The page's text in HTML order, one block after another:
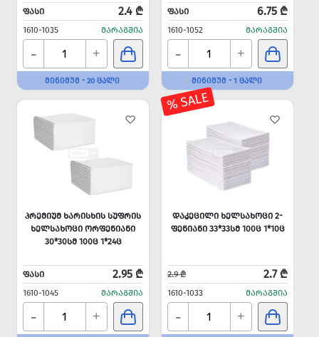
ᲤᲐᲡᲘ 2.4 ₾
1610-1035 ᲛᲐᲠᲐᲒᲨᲘᲐ
- +
ᲛᲘᲜᲘᲛᲣᲛ - 20 ᲪᲐᲚᲘ
ᲤᲐᲡᲘ 6.75 ₾
1610-1052 ᲛᲐᲠᲐᲒᲨᲘᲐ
- +
ᲛᲘᲜᲘᲛᲣᲛ - 1 ᲪᲐᲚᲘ
ᲞᲠᲔᲛᲘᲣᲛ ᲮᲐᲠᲘᲡᲮᲘᲡ ᲡᲣᲤᲠᲘᲡ
ᲮᲔᲚᲡᲐᲮᲝᲪᲘ ᲝᲠᲤᲔᲜᲘᲐᲜᲘ
30*30ᲡᲛ 100Ც 1*24Ც
ᲤᲐᲡᲘ 2.95 ₾
1610-1045 ᲛᲐᲠᲐᲒᲨᲘᲐ
- +
% SALE
ᲓᲐᲙᲔᲪᲘᲚᲘ ᲮᲔᲚᲡᲐᲮᲝᲪᲘ 2-
ᲤᲔᲜᲘᲐᲜᲘ 33*33ᲡᲛ 100Ც 1*10Ც
2.9 ₾ 2.7 ₾
1610-1033 ᲛᲐᲠᲐᲒᲨᲘᲐ
- +